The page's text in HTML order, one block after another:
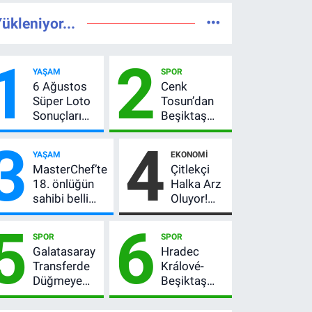
YAŞAM
6 Ağustos
Süper Loto
Sonuçları
Açıklandı!
TL’lik Çekiliş
2 SPOR
Cenk
Tosun’dan
Beşiktaş
açıklaması:
asıl mesajı
satır
arasında
verdi
YAŞAM
MasterChef’te
18. önlüğün
sahibi belli
oldu! Ana
yarışmacı kim
oldu?
4 EKONOMI
Çitlekçi
Halka Arz
Oluyor!
SPK
Fiyatı, Lot
Sayısı ve
Talep
Toplama
Tarihi
SPOR
Galatasaray
Transferde
Düğmeye
Bastı! Leao,
6 SPOR
Hradec
Králové-
Beşiktaş
maçı hangi